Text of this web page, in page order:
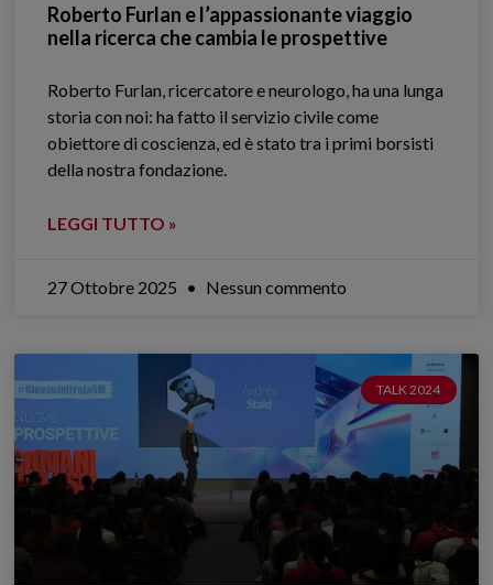
Roberto Furlan e l’appassionante viaggio
nella ricerca che cambia le prospettive
Roberto Furlan, ricercatore e neurologo, ha una lunga
storia con noi: ha fatto il servizio civile come
obiettore di coscienza, ed è stato tra i primi borsisti
della nostra fondazione.
LEGGI TUTTO »
27 Ottobre 2025 Nessun commento
TALK 2024